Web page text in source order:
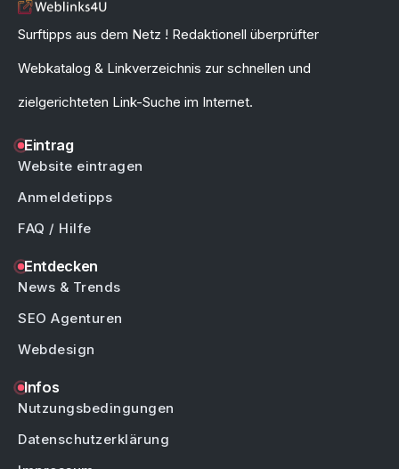
Surftipps aus dem Netz ! Redaktionell überprüfter
Webkatalog & Linkverzeichnis zur schnellen und
zielgerichteten Link-Suche im Internet.
Eintrag
Website eintragen
Anmeldetipps
FAQ / Hilfe
Entdecken
News & Trends
SEO Agenturen
Webdesign
Infos
Nutzungsbedingungen
Datenschutzerklärung